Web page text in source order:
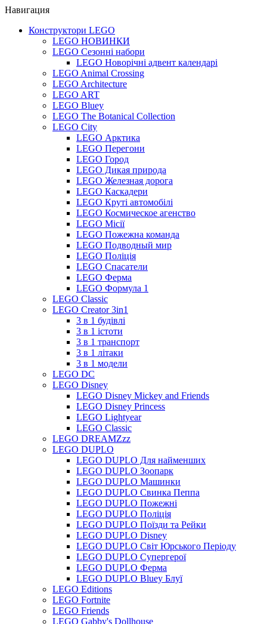
Навигация
Конструктори LEGO
LEGO НОВИНКИ
LEGO Сезонні набори
LEGO Новорічні адвент календарі
LEGO Animal Crossing
LEGO Architecture
LEGO ART
LEGO Bluey
LEGO The Botanical Collection
LEGO City
LEGO Арктика
LEGO Перегони
LEGO Город
LEGO Дикая природа
LEGO Железная дорога
LEGO Каскадери
LEGO Круті автомобілі
LEGO Космическое агенство
LEGO Місії
LEGO Пожежна команда
LEGO Подводный мир
LEGO Поліція
LEGO Спасатели
LEGO Ферма
LEGO Формула 1
LEGO Classic
LEGO Creator 3in1
3 в 1 будівлі
3 в 1 істоти
3 в 1 транспорт
3 в 1 літаки
3 в 1 модели
LEGO DC
LEGO Disney
LEGO Disney Mickey and Friends
LEGO Disney Princess
LEGO Lightyear
LEGO Classic
LEGO DREAMZzz
LEGO DUPLO
LEGO DUPLO Для найменших
LEGO DUPLO Зоопарк
LEGO DUPLO Машинки
LEGO DUPLO Свинка Пеппа
LEGO DUPLO Пожежні
LEGO DUPLO Поліція
LEGO DUPLO Поїзди та Рейки
LEGO DUPLO Disney
LEGO DUPLO Світ Юрського Періоду
LEGO DUPLO Супергерої
LEGO DUPLO Ферма
LEGO DUPLO Bluey Блуї
LEGO Editions
LEGO Fortnite
LEGO Friends
LEGO Gabby's Dollhouse